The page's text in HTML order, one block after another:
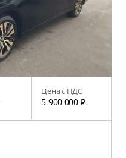
Цена с НДС
5 900 000 ₽